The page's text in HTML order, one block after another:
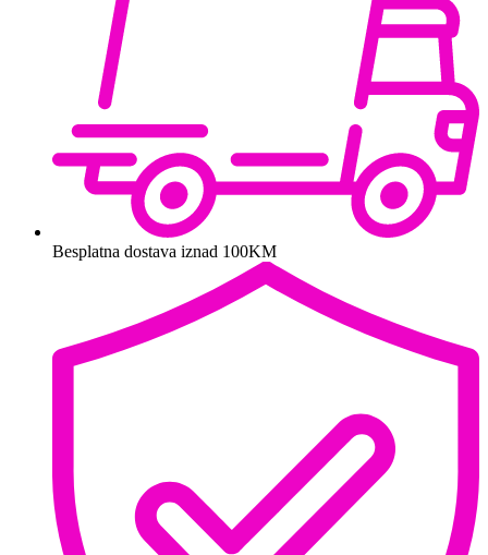
Besplatna dostava iznad 100KM